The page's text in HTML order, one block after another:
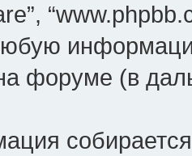
форуме (в